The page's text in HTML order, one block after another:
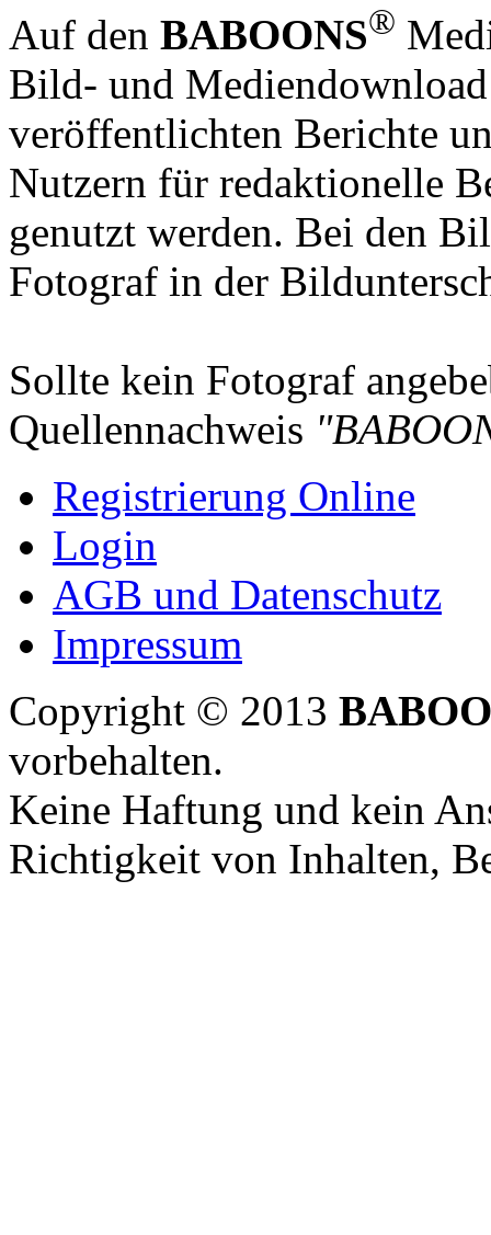
Auf den BABOONS®
Bild- und
veröffentlichten Berichte
Nutzern für redaktionelle
genutzt werden. Bei den
Fotograf in der
Sollte kein Fotograf
Quellennachweis
Registrierung Online
Login
AGB und Datenschutz
Impressum
Copyright © 2013
vorbehalten.
Keine Haftung und kein
Richtigkeit von Inhalten,